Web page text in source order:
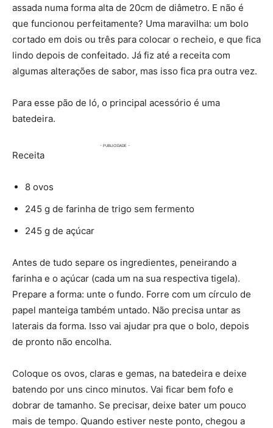
assada numa forma alta de 20cm de diâmetro. E não é
que funcionou perfeitamente? Uma maravilha: um bolo
cortado em dois ou três para colocar o recheio, e que fica
lindo depois de confeitado. Já fiz até a receita com
algumas alterações de sabor, mas isso fica pra outra vez.
Para esse pão de ló, o principal acessório é uma
batedeira.
Receita
8 ovos
245 g de farinha de trigo sem fermento
245 g de açúcar
Antes de tudo separe os ingredientes, peneirando a
farinha e o açúcar (cada um na sua respectiva tigela).
Prepare a forma: unte o fundo. Forre com um círculo de
papel manteiga também untado. Não precisa untar as
laterais da forma. Isso vai ajudar pra que o bolo, depois
de pronto não encolha.
Coloque os ovos, claras e gemas, na batedeira e deixe
batendo por uns cinco minutos. Vai ficar bem fofo e
dobrar de tamanho. Se precisar, deixe bater um pouco
mais de tempo. Quando estiver neste ponto, chegou a